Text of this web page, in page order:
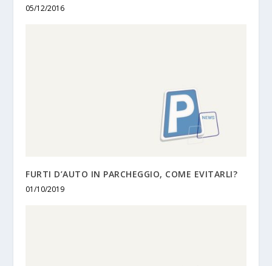
05/12/2016
FURTI D’AUTO IN PARCHEGGIO, COME EVITARLI?
01/10/2019